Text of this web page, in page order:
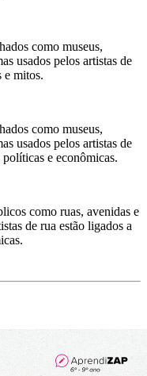
como museus,
usados pelos artistas de
e mitos.
como museus,
usados pelos artistas de
e econômicas.
como ruas, avenidas e
de rua estão ligados a